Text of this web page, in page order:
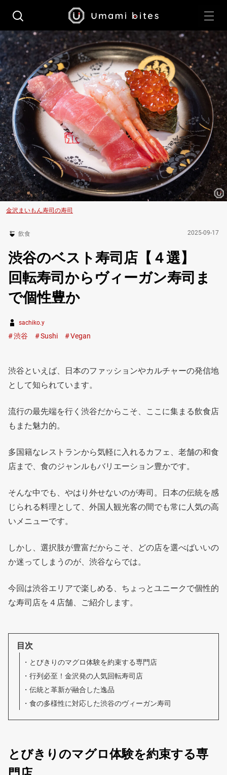
金沢まいもん寿司の寿司
飲食 2025-09-17
渋谷のベスト寿司店【４選】
回転寿司からヴィーガン寿司ま
で個性豊か
sachiko.y
渋谷 Sushi Vegan
渋谷といえば、日本のファッションやカルチャーの発信地
として知られています。
流行の最先端を行く渋谷だからこそ、ここに集まる飲食店
もまた魅力的。
多国籍なレストランから気軽に入れるカフェ、老舗の和食
店まで、食のジャンルもバリエーション豊かです。
そんな中でも、やはり外せないのが寿司。日本の伝統を感
じられる料理として、外国人観光客の間でも常に人気の高
いメニューです。
しかし、選択肢が豊富だからこそ、どの店を選べばいいの
か迷ってしまうのが、渋谷ならでは。
今回は渋谷エリアで楽しめる、ちょっとユニークで個性的
な寿司店を４店舗、ご紹介します。
目次
とびきりのマグロ体験を約束する専門店
行列必至！金沢発の人気回転寿司店
伝統と革新が融合した逸品
食の多様性に対応した渋谷のヴィーガン寿司
とびきりのマグロ体験を約束する専